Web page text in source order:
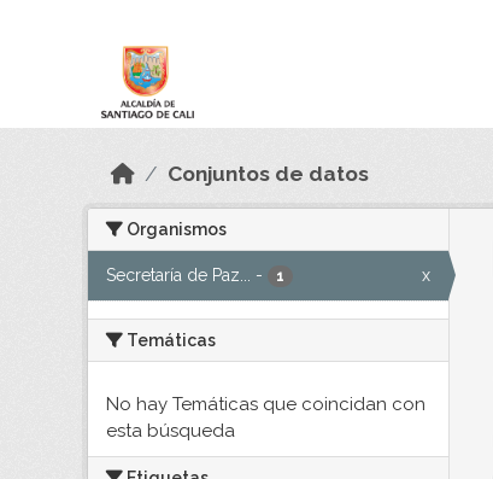
Conjuntos de datos
Organismos
Secretaría de Paz... - 1 x
Temáticas
No hay Temáticas que coincidan con
esta búsqueda